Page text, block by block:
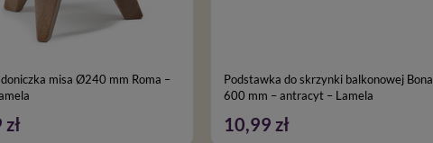
doniczka misa Ø240 mm Roma –
Podstawka do skrzynki balkonowej Bona
600 mm – antracyt – Lamela
10,99 zł